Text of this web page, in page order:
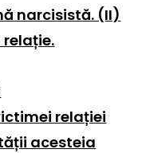
narcisistă. (II)
relației
acesteia